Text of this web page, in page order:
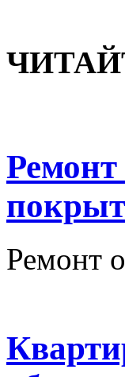
Ремонт
Ремонт